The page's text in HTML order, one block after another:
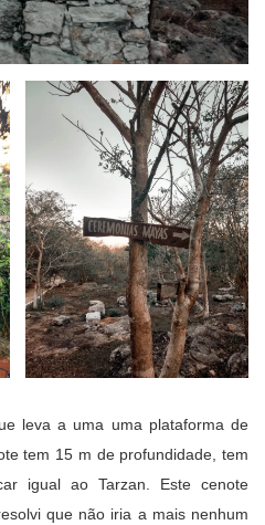
leva a uma uma plataforma de
tem 15 m de profundidade, tem
igual ao Tarzan. Este cenote
que não iria a mais nenhum